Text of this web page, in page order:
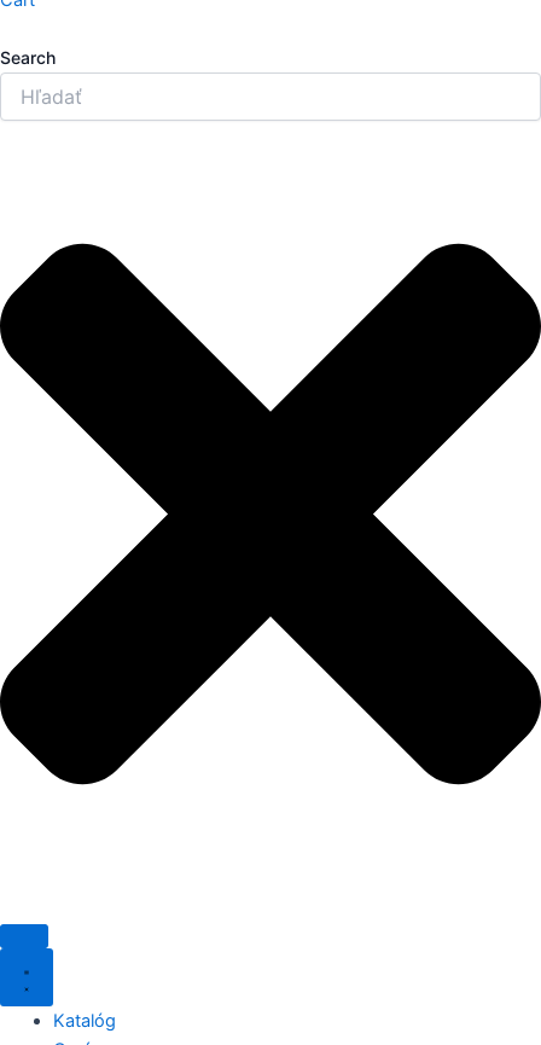
Search
Katalóg